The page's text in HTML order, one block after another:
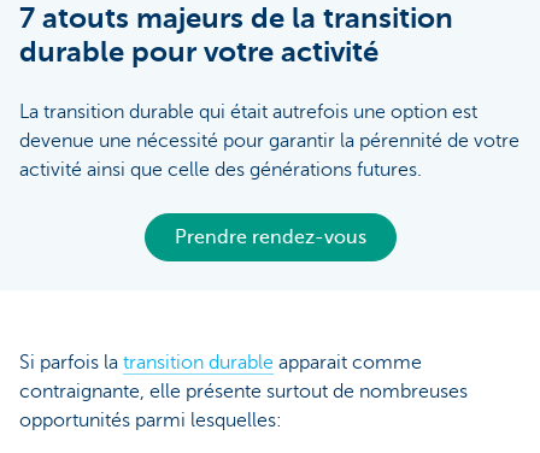
7 atouts majeurs de la transition
durable pour votre activité
La transition durable qui était autrefois une option est
devenue une nécessité pour garantir la pérennité de votre
activité ainsi que celle des générations futures.
Prendre rendez-vous
Si parfois la transition durable apparait comme
contraignante, elle présente surtout de nombreuses
opportunités parmi lesquelles: